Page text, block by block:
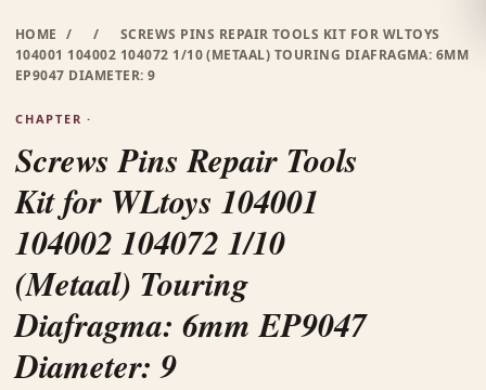
HOME / /
SCREWS PINS REPAIR TOOLS KIT FOR WLTOYS
104001 104002 104072 1/10 (METAAL) TOURING DIAFRAGMA: 6MM
EP9047 DIAMETER: 9
CHAPTER ·
Screws Pins Repair Tools
Kit for WLtoys 104001
104002 104072 1/10
(Metaal) Touring
Diafragma: 6mm EP9047
Diameter: 9